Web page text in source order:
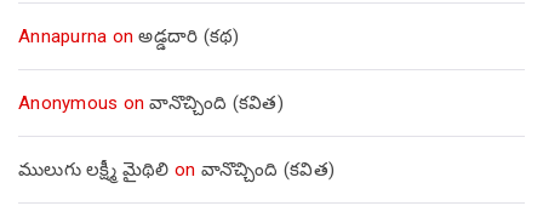
Annapurna onఅడ్డదారి (కథ)
Anonymous onవానొచ్చింది (కవిత)
ములుగు లక్ష్మీ మైథిలి on వానొచ్చింది (కవిత)